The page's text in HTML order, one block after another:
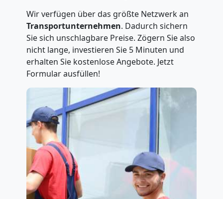
Wir verfügen über das größte Netzwerk an
Transportunternehmen. Dadurch sichern
Sie sich unschlagbare Preise. Zögern Sie also
nicht lange, investieren Sie 5 Minuten und
erhalten Sie kostenlose Angebote. Jetzt
Formular ausfüllen!